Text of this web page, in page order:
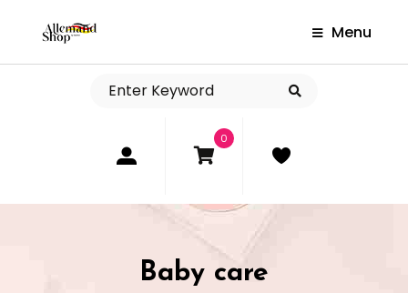
Menu
0
Baby care